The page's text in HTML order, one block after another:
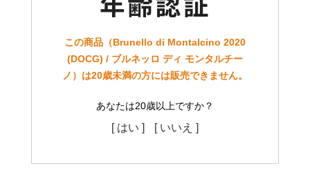
この商品（Brunello di Montalcino 2020
(DOCG) / ブルネッロ ディ モンタルチー
ノ）は20歳未満の方には販売できません。
あなたは20歳以上ですか？
[ はい ] [ いいえ ]